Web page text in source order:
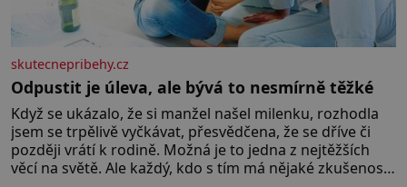
skutecnepribehy.cz
Odpustit je úleva, ale bývá to nesmírně těžké
Když se ukázalo, že si manžel našel milenku, rozhodla
jsem se trpělivě vyčkávat, přesvědčena, že se dříve či
později vrátí k rodině. Možná je to jedna z nejtěžších
věcí na světě. Ale každý, kdo s tím má nějaké zkušenosti,